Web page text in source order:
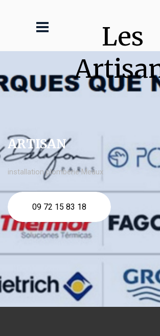
Les
ARTISAN
installation plomberie Meaux
09 72 15 83 18